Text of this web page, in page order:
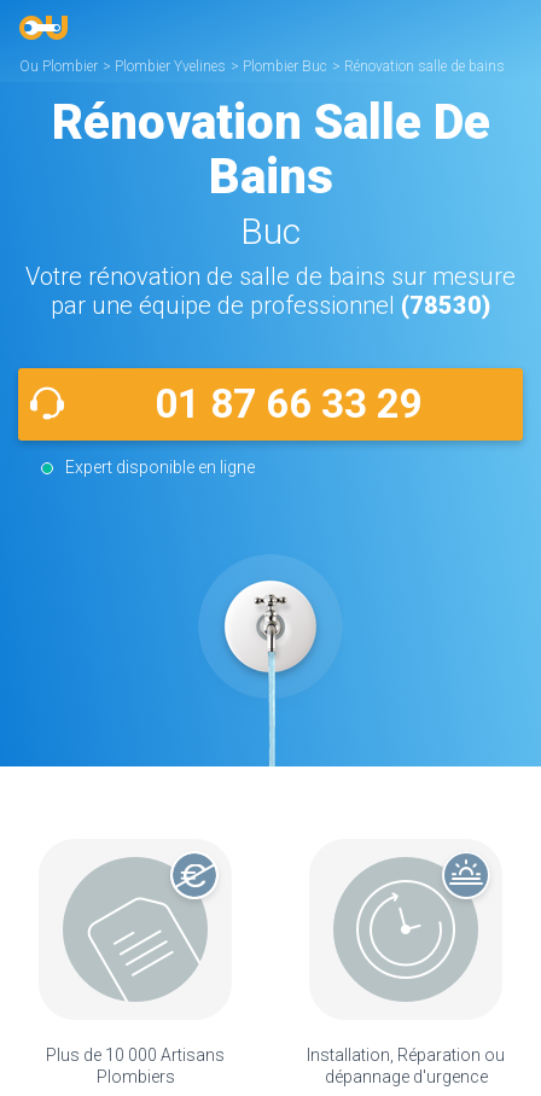
Ou Plombier > Plombier Yvelines > Plombier Buc > Rénovation salle de bains
Rénovation Salle De
Bains
Buc
Votre rénovation de salle de bains sur mesure
par une équipe de professionnel (78530)
01 87 66 33 29
Expert disponible en ligne
Plus de 10 000 Artisans
Plombiers
Installation, Réparation ou
dépannage d'urgence